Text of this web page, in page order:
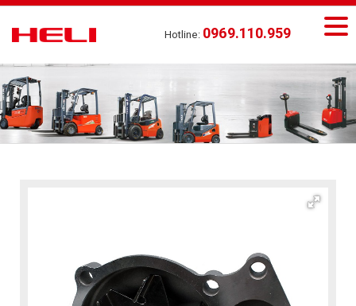
Hotline: 0969.110.959